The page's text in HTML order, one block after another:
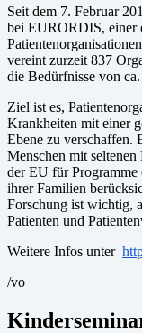
Seit dem 7. Februar
bei EURORDIS, einer
vereint zurzeit 837
die Bedürfnisse von
Ziel ist es,
Krankheiten mit einer
Ebene zu verschaffen.
Menschen mit
der EU für Programme
ihrer Familien
Forschung ist wichtig,
Patienten und
Weitere Infos unter
/vo